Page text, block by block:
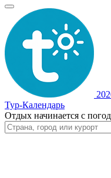
Тур-Календарь
Отдых начинается с